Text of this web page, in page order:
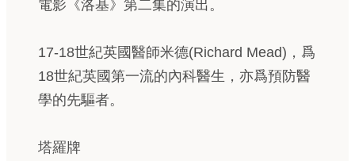
電影《洛基》第二集的演出。
17-18世紀英國醫師米德(Richard Mead)，爲
18世紀英國第一流的內科醫生，亦爲預防醫
學的先驅者。
塔羅牌